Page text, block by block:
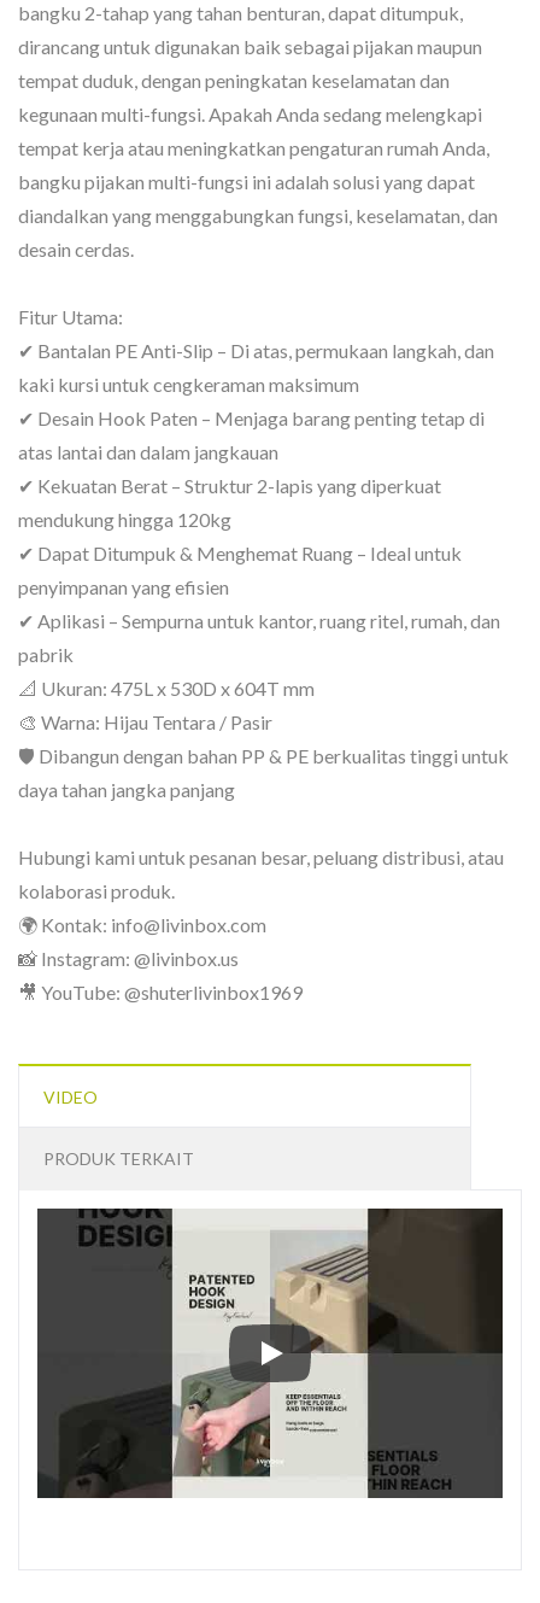
bangku 2-tahap yang tahan benturan, dapat ditumpuk,
dirancang untuk digunakan baik sebagai pijakan maupun
tempat duduk, dengan peningkatan keselamatan dan
kegunaan multi-fungsi. Apakah Anda sedang melengkapi
tempat kerja atau meningkatkan pengaturan rumah Anda,
bangku pijakan multi-fungsi ini adalah solusi yang dapat
diandalkan yang menggabungkan fungsi, keselamatan, dan
desain cerdas.
Fitur Utama:
✔ Bantalan PE Anti-Slip – Di atas, permukaan langkah, dan
kaki kursi untuk cengkeraman maksimum
✔ Desain Hook Paten – Menjaga barang penting tetap di
atas lantai dan dalam jangkauan
✔ Kekuatan Berat – Struktur 2-lapis yang diperkuat
mendukung hingga 120kg
✔ Dapat Ditumpuk & Menghemat Ruang – Ideal untuk
penyimpanan yang efisien
✔ Aplikasi – Sempurna untuk kantor, ruang ritel, rumah, dan
pabrik
📐 Ukuran: 475L x 530D x 604T mm
🎨 Warna: Hijau Tentara / Pasir
🛡 Dibangun dengan bahan PP & PE berkualitas tinggi untuk
daya tahan jangka panjang
Hubungi kami untuk pesanan besar, peluang distribusi, atau
kolaborasi produk.
🌍 Kontak: info@livinbox.com
📸 Instagram: @livinbox.us
🎥 YouTube: @shuterlivinbox1969
VIDEO
PRODUK TERKAIT
CH-60 Tangga Langkah –